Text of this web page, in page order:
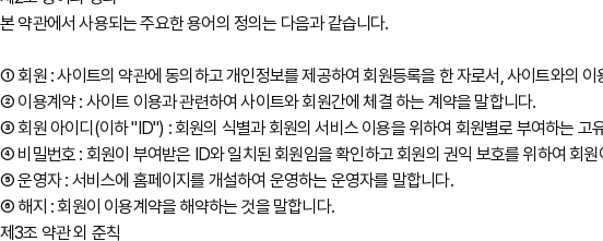
본 약관에서 사용되는 주요한 용어의 정의는 다음과 같습니다.
① 회원 : 사이트의 약관에 동의하고 개인정보를 제공하여 회원등록을 한 자로서, 사이트와의
② 이용계약 : 사이트 이용과 관련하여 사이트와 회원간에 체결 하는 계약을 말합니다.
③ 회원 아이디(이하 "ID") : 회원의 식별과 회원의 서비스 이용을 위하여 회원별로 부여하는 고
④ 비밀번호 : 회원이 부여받은 ID와 일치된 회원임을 확인하고 회원의 권익 보호를 위하여 회
⑤ 운영자 : 서비스에 홈페이지를 개설하여 운영하는 운영자를 말합니다.
⑥ 해지 : 회원이 이용계약을 해약하는 것을 말합니다.
제3조 약관 외 준칙